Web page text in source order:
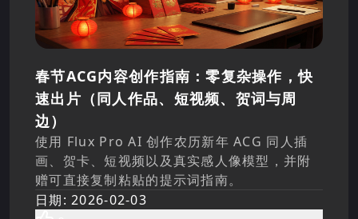
春节ACG内容创作指南：零复杂操作，快
速出片（同人作品、短视频、贺词与周
边）
使用 Flux Pro AI 创作农历新年 ACG 同人插
画、贺卡、短视频以及真实感人像模型，并附
赠可直接复制粘贴的提示词指南。
日期:2026-02-03